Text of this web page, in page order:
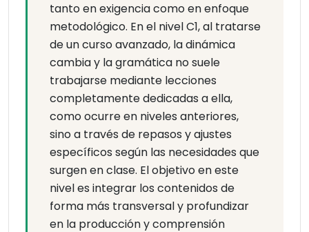
tanto en exigencia como en enfoque
metodológico. En el nivel C1, al tratarse
de un curso avanzado, la dinámica
cambia y la gramática no suele
trabajarse mediante lecciones
completamente dedicadas a ella,
como ocurre en niveles anteriores,
sino a través de repasos y ajustes
específicos según las necesidades que
surgen en clase. El objetivo en este
nivel es integrar los contenidos de
forma más transversal y profundizar
en la producción y comprensión